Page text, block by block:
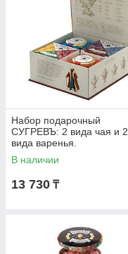
Набор подарочный
СУГРЕВЪ: 2 вида чая и 2
вида варенья.
В наличии
13 730 ₸